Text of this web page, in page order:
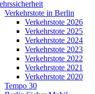
Verkehrstote in Berlin
Verkehrstote 2026
Verkehrstote 2025
Verkehrstote 2024
Verkehrstote 2023
Verkehrstote 2022
Verkehrstote 2021
Verkehrstote 2020
Tempo 30